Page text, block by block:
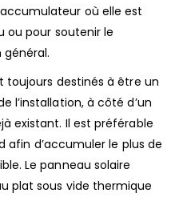
où elle est
ou pour soutenir le
toujours destinés à être un
l’installation, à côté d’un
existant. Il est préférable
afin d’accumuler le plus de
Le panneau solaire
plat sous vide thermique